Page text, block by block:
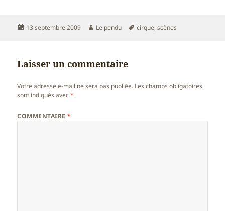
Publié
13 septembre 2009 Auteur
Le pendu
Mots-
cirque,scènes
Laisser un commentaire
Votre adresse e-mail ne sera pas publiée. Les champs obligatoires
sont indiqués avec*
COMMENTAIRE*